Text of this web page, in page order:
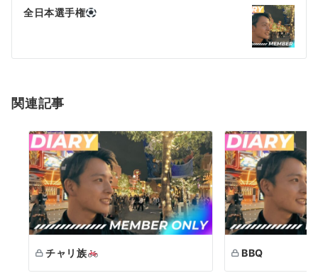
ゲ
シ
ン
全日本選手権
関連記事
チャリ族 BBQ